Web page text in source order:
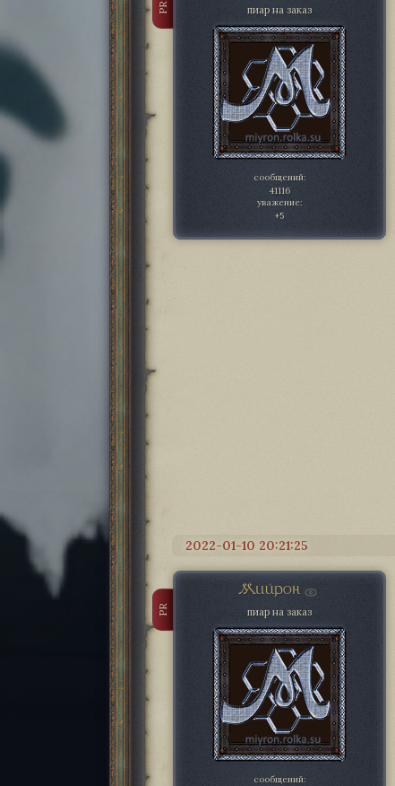
PR пиар на заказ
сообщений:
41116
уважение:
+5
2022-01-10 20:21:25
Мийрон
PR пиар на заказ
сообщений: